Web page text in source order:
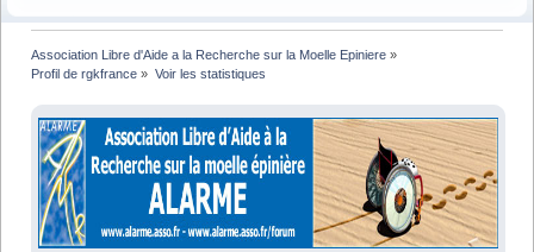
Association Libre d'Aide a la Recherche sur la Moelle Epiniere »
Profil de rgkfrance » Voir les statistiques